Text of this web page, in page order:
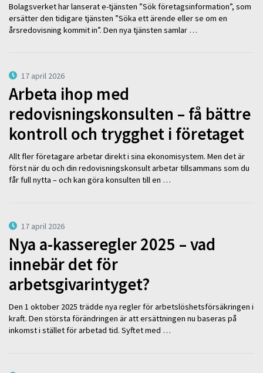
Bolagsverket har lanserat e-tjänsten ”Sök företagsinformation”, som
ersätter den tidigare tjänsten ”Söka ett ärende eller se om en
årsredovisning kommit in”. Den nya tjänsten samlar …
17 april 2026
Arbeta ihop med
redovisningskonsulten – få bättre
kontroll och trygghet i företaget
Allt fler företagare arbetar direkt i sina ekonomisystem. Men det är
först när du och din redovisningskonsult arbetar tillsammans som du
får full nytta – och kan göra konsulten till en …
17 april 2026
Nya a-kasseregler 2025 – vad
innebär det för
arbetsgivarintyget?
Den 1 oktober 2025 trädde nya regler för arbetslöshetsförsäkringen i
kraft. Den största förändringen är att ersättningen nu baseras på
inkomst i stället för arbetad tid. Syftet med …